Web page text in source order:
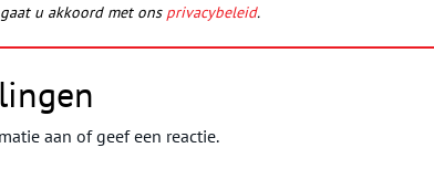
u akkoord met ons privacybeleid.
aan of geef een reactie.